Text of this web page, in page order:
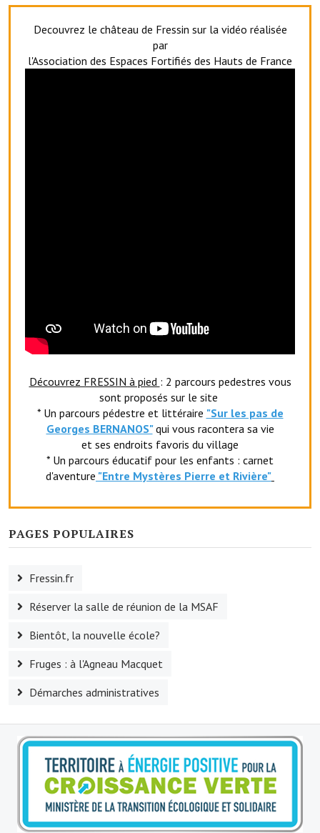
Etablissements scolaires
Equipements sportifs
Maison des services et des associations fressinoises
VILLE ACTIVE
Village culturel
La société musicale de l'Avenir Fressinois
La troupe théâtrale de l'Avenir Fressinois
Les Amis du Patrimoine
Le foyer rural
Village sportif
L'US Crequy Fressin
La société de chasse
La société de pêche
Decouvrez le château de Fressin sur la vidéo réalisée
par
l'Association des Espaces Fortifiés des Hauts de France
Découvrez FRESSIN à pied : 2 parcours pedestres vous
sont proposés sur le site
* Un parcours pédestre et littéraire "Sur les pas de
Georges BERNANOS" qui vous racontera sa vie
et ses endroits favoris du village
* Un parcours éducatif pour les enfants : carnet
d'aventure "Entre Mystères Pierre et Rivière"
PAGES POPULAIRES
Fressin.fr
Réserver la salle de réunion de la MSAF
Bientôt, la nouvelle école?
Fruges : à l'Agneau Macquet
Démarches administratives